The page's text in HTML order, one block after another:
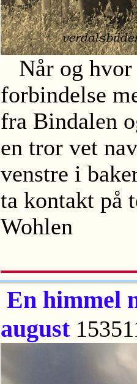
Når og hvor
forbindelse
fra Bindalen
en tror vet
venstre i
ta kontakt på
Wohlen
En himmel
august